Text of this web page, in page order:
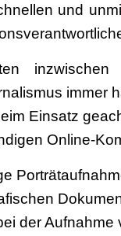
und
immer
Einsatz
Online-
der